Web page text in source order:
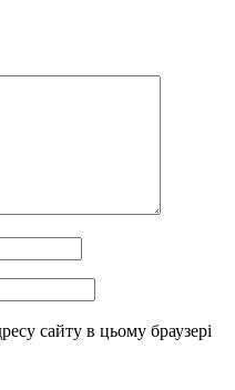
сайту в цьому браузері